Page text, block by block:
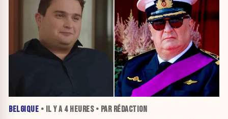
BELGIQUE • IL Y A 4 HEURES• PAR RÉDACTION